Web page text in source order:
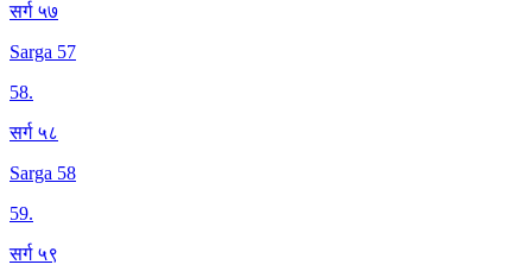
सर्ग ५७
Sarga 57
58.
सर्ग ५८
Sarga 58
59.
सर्ग ५९